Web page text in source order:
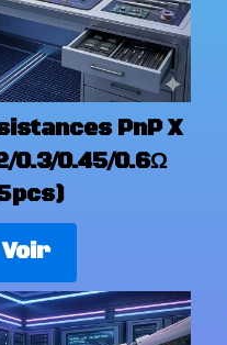
PnP X
0.3/0.45/0.6Ω
Voir